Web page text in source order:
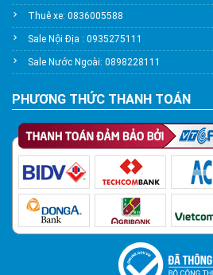
Thuê xe: 0836005588
Sale Nội Địa : 0935275111
Sale Nước Ngoài: 0898228111
PHƯƠNG THỨC THANH TOÁN